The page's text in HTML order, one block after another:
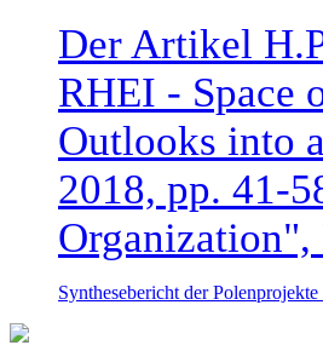
Der Artikel
RHEI - Space
Outlooks into
2018, pp. 41-
Organization",
Synthesebericht der